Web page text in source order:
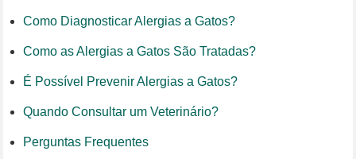
Como Diagnosticar Alergias a Gatos?
Como as Alergias a Gatos São Tratadas?
É Possível Prevenir Alergias a Gatos?
Quando Consultar um Veterinário?
Perguntas Frequentes